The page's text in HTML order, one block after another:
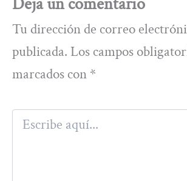
Tu dirección de correo
publicada. Los campos
marcados con *
aquí...